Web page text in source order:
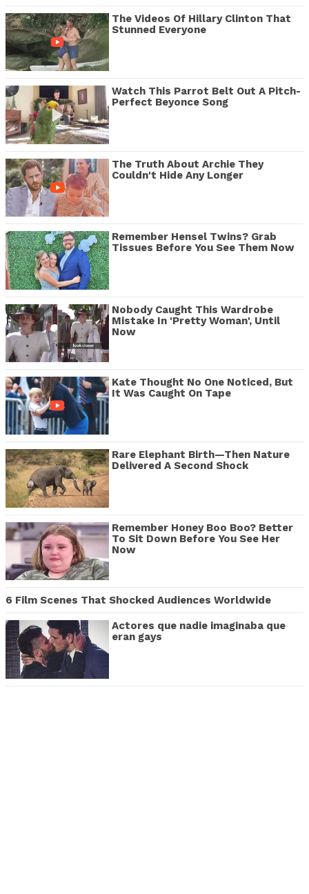
The Videos Of Hillary Clinton That
Stunned Everyone
Watch This Parrot Belt Out A Pitch-
Perfect Beyonce Song
The Truth About Archie They
Couldn't Hide Any Longer
Remember Hensel Twins? Grab
Tissues Before You See Them Now
Nobody Caught This Wardrobe
Mistake In 'Pretty Woman', Until
Now
Kate Thought No One Noticed, But
It Was Caught On Tape
Rare Elephant Birth—Then Nature
Delivered A Second Shock
Remember Honey Boo Boo? Better
To Sit Down Before You See Her
Now
6 Film Scenes That Shocked Audiences Worldwide
Actores que nadie imaginaba que
eran gays